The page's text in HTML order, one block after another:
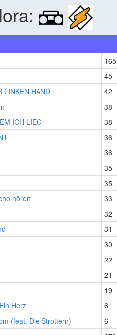
165
45
LINKEN HAND
42
38
ICH LIEG
38
36
36
35
35
hören
33
32
31
30
22
21
19
Herz
6
(feat. Die Strottern)
6